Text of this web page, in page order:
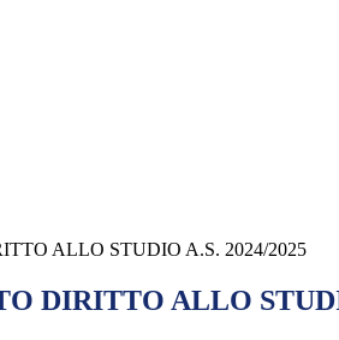
ALLO STUDIO A.S. 2024/2025
DIRITTO ALLO